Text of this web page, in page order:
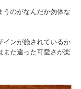
うのがなんだか勿体な
インが施されているか
また違った可愛さが楽